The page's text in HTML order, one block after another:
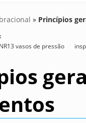
» Princípios
NR13 vasos de pressão